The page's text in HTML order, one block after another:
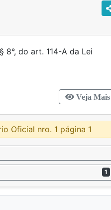
8°, do art. 114-A da Lei
Veja Mais
Oficial nro. 1 página 1
1